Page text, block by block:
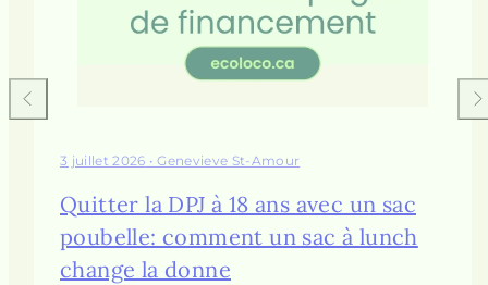
3 juillet 2026 • Genevieve St-Amour
Quitter la DPJ à 18 ans avec un sac
poubelle: comment un sac à lunch
change la donne
Faire
glisser